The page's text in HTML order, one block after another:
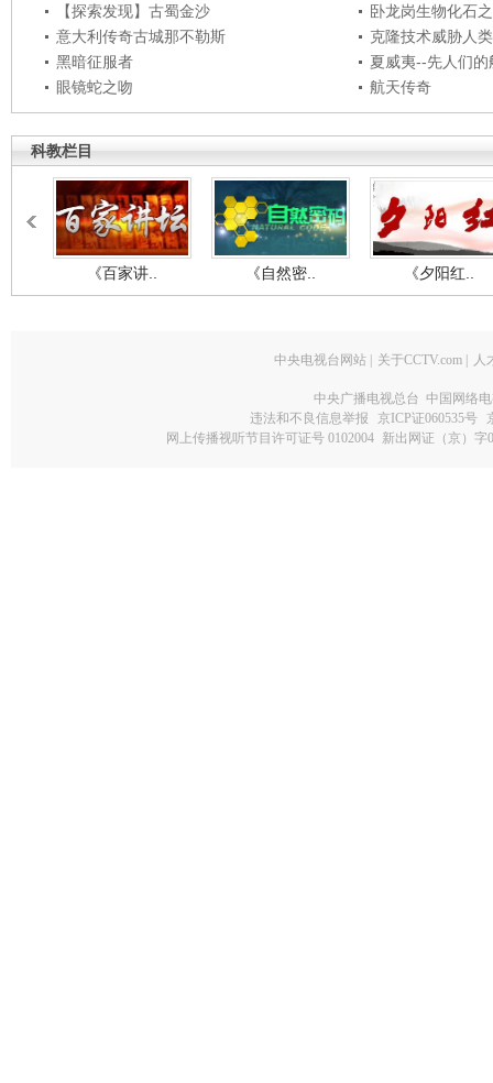
【探索发现】古蜀金沙
卧龙岗生物化石
意大利传奇古城那不勒斯
克隆技术威胁人
黑暗征服者
夏威夷--先人们的
眼镜蛇之吻
航天传奇
科教栏目
《百家讲.. 《自然密.. 《夕阳红..
中央电视台网站 | 关于CCTV.com | 人
中央广播电视总台 中国网络
违法和不良信息举报
京ICP证060535号
网上传播视听节目许可证号 0102004 新出网证（京）